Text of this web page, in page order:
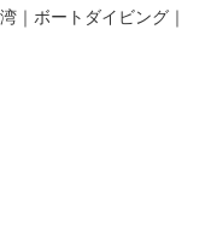
｜ボートダイビング｜